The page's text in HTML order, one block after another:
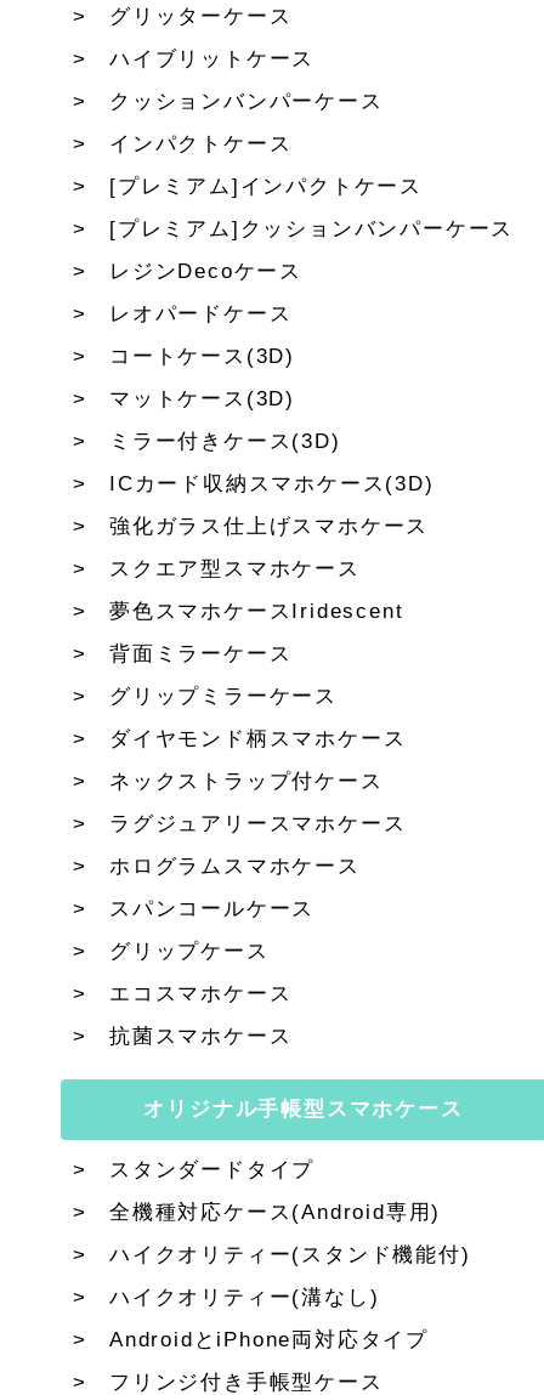
グリッターケース
ハイブリットケース
クッションバンパーケース
インパクトケース
[プレミアム]インパクトケース
[プレミアム]クッションバンパーケース
レジンDecoケース
レオパードケース
コートケース(3D)
マットケース(3D)
ミラー付きケース(3D)
ICカード収納スマホケース(3D)
強化ガラス仕上げスマホケース
スクエア型スマホケース
夢色スマホケースIridescent
背面ミラーケース
グリップミラーケース
ダイヤモンド柄スマホケース
ネックストラップ付ケース
ラグジュアリースマホケース
ホログラムスマホケース
スパンコールケース
グリップケース
エコスマホケース
抗菌スマホケース
オリジナル手帳型スマホケース
スタンダードタイプ
全機種対応ケース(Android専用)
ハイクオリティー(スタンド機能付)
ハイクオリティー(溝なし)
AndroidとiPhone両対応タイプ
フリンジ付き手帳型ケース